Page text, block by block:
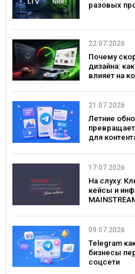
разовых
22.07.2026
Почему
дизайна:
влияет на
21.07.2026
Летние
для
17.07.2026
На слуху:
кейсы и
09.07.2026
Telegram
бизнесы
соцсети